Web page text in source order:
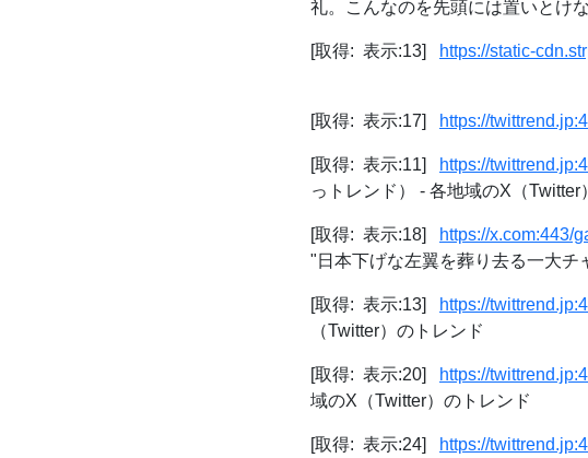
礼。こんなのを先頭には置いとけ
[取得: 表示:13] https://static-
[取得: 表示:17] https://
[取得: 表示:11] https://
っトレンド） - 各地域のX（Twitter
[取得: 表示:18] https://x.com:443/
"日本下げな左翼を葬り去る一大チ
[取得: 表示:13] https://
（Twitter）のトレンド
[取得: 表示:20] https://
域のX（Twitter）のトレンド
[取得: 表示:24] https://